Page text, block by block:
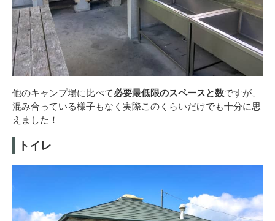
他のキャンプ場に比べて必要最低限のスペースと数ですが、
混み合っている様子もなく実際このくらいだけでも十分に思
えました！
トイレ